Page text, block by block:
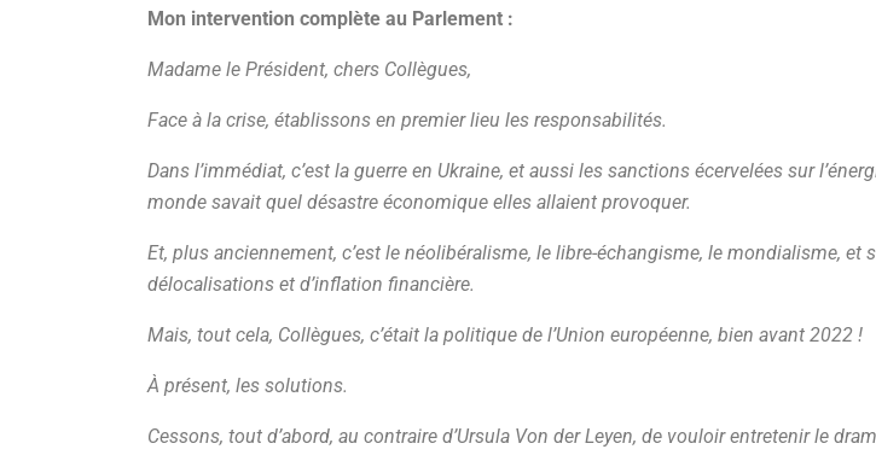
Mon intervention complète au Parlement :
Madame le Président, chers Collègues,
Face à la crise, établissons en premier lieu les responsabilités.
Dans l’immédiat, c’est la guerre en Ukraine, et aussi les sanctions écervelées sur
monde savait quel désastre économique elles allaient provoquer.
Et, plus anciennement, c’est le néolibéralisme, le libre-échangisme, le mondialisme, et
délocalisations et d’inflation financière.
Mais, tout cela, Collègues, c’était la politique de l’Union européenne, bien avant 2022 !
À présent, les solutions.
Cessons, tout d’abord, au contraire d’Ursula Von der Leyen, de vouloir entretenir le